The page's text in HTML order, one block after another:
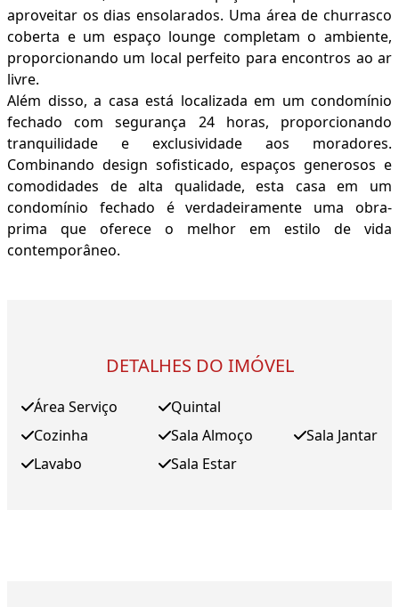
aproveitar os dias ensolarados. Uma área de churrasco
coberta e um espaço lounge completam o ambiente,
proporcionando um local perfeito para encontros ao ar
livre.
Além disso, a casa está localizada em um condomínio
fechado com segurança 24 horas, proporcionando
tranquilidade e exclusividade aos moradores.
Combinando design sofisticado, espaços generosos e
comodidades de alta qualidade, esta casa em um
condomínio fechado é verdadeiramente uma obra-
prima que oferece o melhor em estilo de vida
contemporâneo.
DETALHES DO IMÓVEL
Área Serviço
Cozinha
Lavabo
Quintal
Sala Almoço
Sala Estar
Sala Jantar